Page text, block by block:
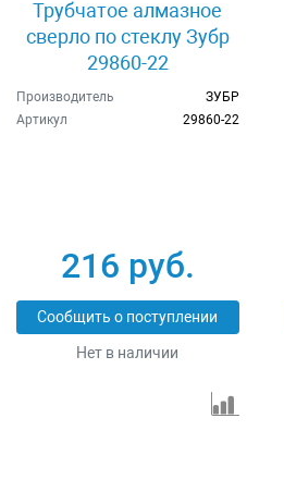
Трубчатое алмазное
сверло по стеклу Зубр
29860-22
Производитель
ЗУБР
Артикул
29860-22
216 руб.
Сообщить о поступлении
Нет в наличии